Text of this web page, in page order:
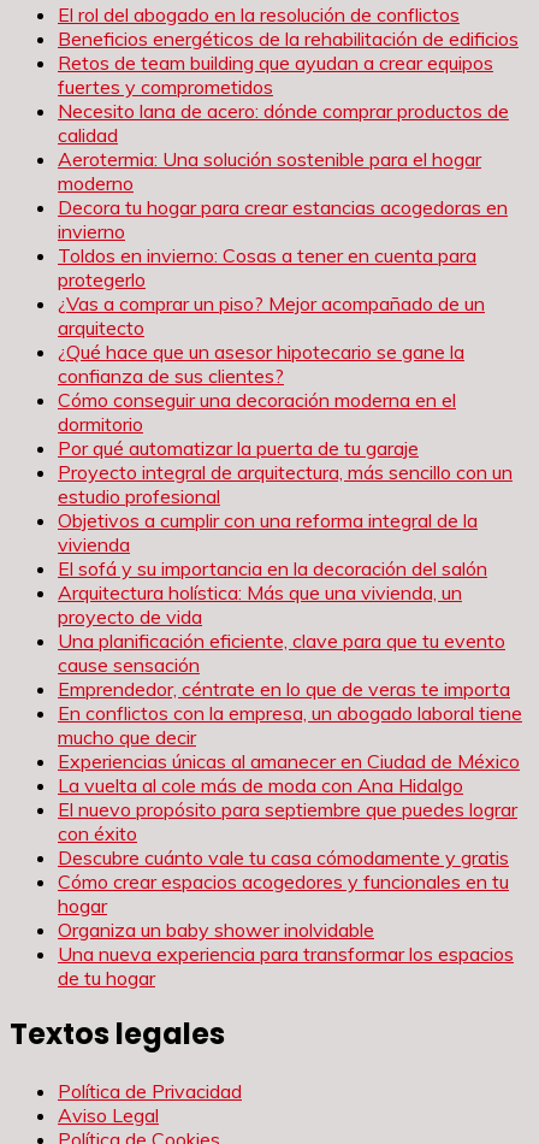
El rol del abogado en la resolución de conflictos
Beneficios energéticos de la rehabilitación de edificios
Retos de team building que ayudan a crear equipos
fuertes y comprometidos
Necesito lana de acero: dónde comprar productos de
calidad
Aerotermia: Una solución sostenible para el hogar
moderno
Decora tu hogar para crear estancias acogedoras en
invierno
Toldos en invierno: Cosas a tener en cuenta para
protegerlo
¿Vas a comprar un piso? Mejor acompañado de un
arquitecto
¿Qué hace que un asesor hipotecario se gane la
confianza de sus clientes?
Cómo conseguir una decoración moderna en el
dormitorio
Por qué automatizar la puerta de tu garaje
Proyecto integral de arquitectura, más sencillo con un
estudio profesional
Objetivos a cumplir con una reforma integral de la
vivienda
El sofá y su importancia en la decoración del salón
Arquitectura holística: Más que una vivienda, un
proyecto de vida
Una planificación eficiente, clave para que tu evento
cause sensación
Emprendedor, céntrate en lo que de veras te importa
En conflictos con la empresa, un abogado laboral tiene
mucho que decir
Experiencias únicas al amanecer en Ciudad de México
La vuelta al cole más de moda con Ana Hidalgo
El nuevo propósito para septiembre que puedes lograr
con éxito
Descubre cuánto vale tu casa cómodamente y gratis
Cómo crear espacios acogedores y funcionales en tu
hogar
Organiza un baby shower inolvidable
Una nueva experiencia para transformar los espacios
de tu hogar
Textos legales
Política de Privacidad
Aviso Legal